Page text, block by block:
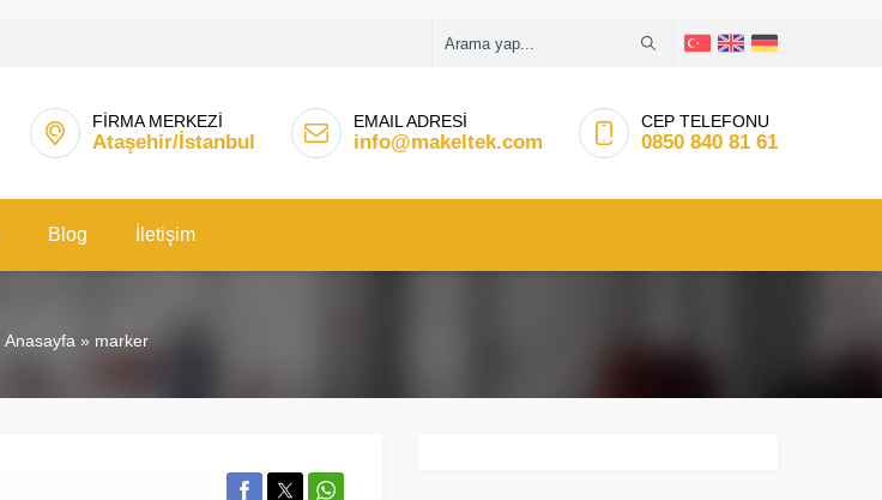
FİRMA MERKEZİ
Ataşehir/İstanbul
EMAIL ADRESİ
info@makeltek.com
CEP TELEFONU
0850 840 81 61
Blog İletişim
Anasayfa » marker